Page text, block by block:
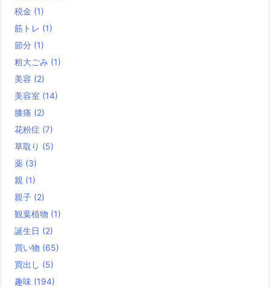
税金 (1)
筋トレ (1)
節分 (1)
粗大ごみ (1)
美容 (2)
美容室 (14)
膝痛 (2)
花粉症 (7)
草取り (5)
薬 (3)
親 (1)
親子 (2)
観葉植物 (1)
誕生日 (2)
買い物 (65)
買出し (5)
趣味 (194)